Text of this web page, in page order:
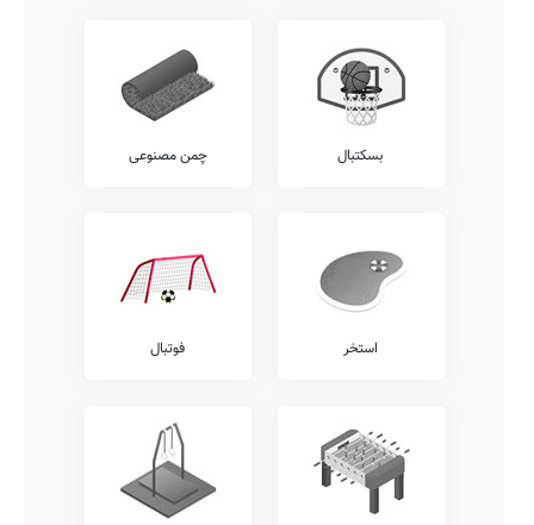
بسکتبال چمن مصنوعی
استخر فوتبال